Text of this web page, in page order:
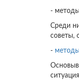
-
Среди
советы,
-